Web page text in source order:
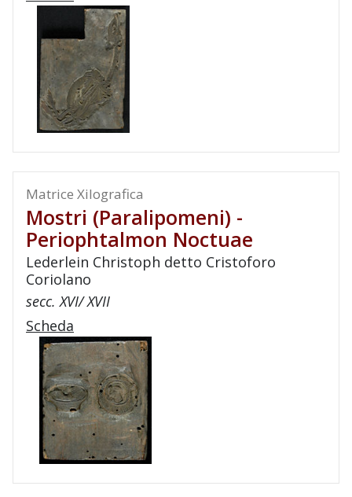
Matrice Xilografica
Mostri (paralipomeni) -
Periophtalmon Noctuae
Lederlein Christoph detto Cristoforo
Coriolano
secc. XVI/ XVII
Scheda